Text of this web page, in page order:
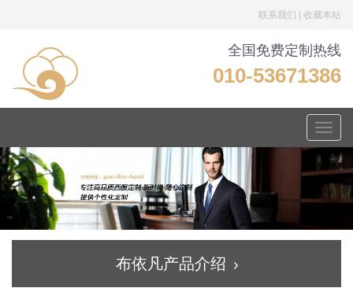
联系我们 收藏本站
全国免费定制热线
010-53671386
Toggle
布依凡产品介绍